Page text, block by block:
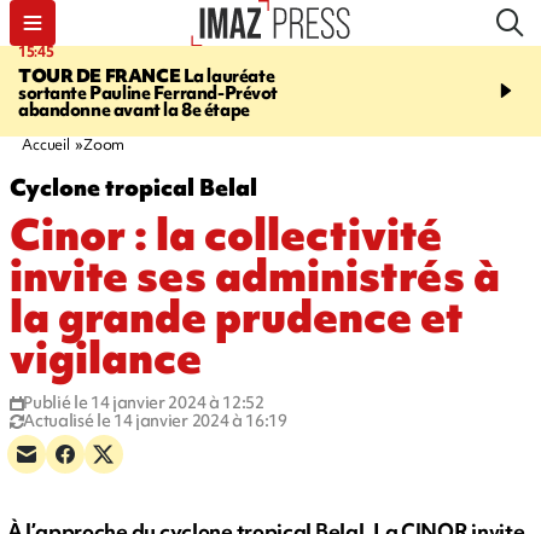
15:45
TOUR DE FRANCELa lauréate
sortante Pauline Ferrand-Prévot
abandonne avant la 8e étape
20:17
routière, concours de
Accueil Zoom
Cyclone tropical Belal
Cinor : la collectivité
invite ses administrés à
la grande prudence et
vigilance
Publié le 14 janvier 2024 à 12:52
Actualisé le 14 janvier 2024 à 16:19